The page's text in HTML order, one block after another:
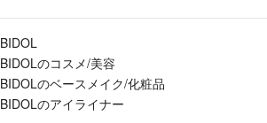
BIDOL
BIDOLのコスメ/美容
BIDOLのベースメイク/化粧品
BIDOLのアイライナー